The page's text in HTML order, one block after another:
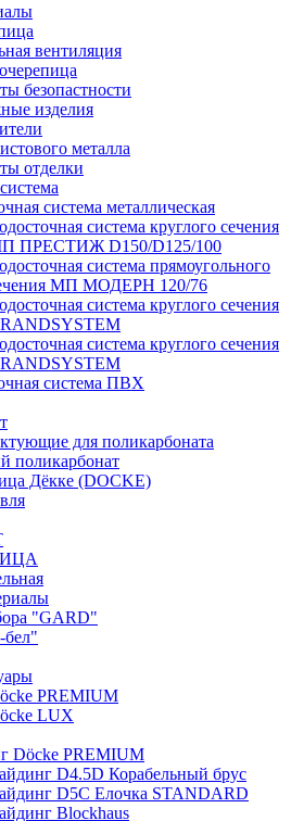
вентиляция
безопастности
изделия
металла
отделки
система металлическая
система круглого сечения
ПРЕСТИЖ D150/D125/100
система прямоугольного
МП МОДЕРН 120/76
система круглого сечения
система круглого сечения
система ПВХ
для поликарбоната
поликарбонат
Дёкке (DOCKE)
"GARD"
PREMIUM
LUX
Döcke PREMIUM
D4.5D Корабельный брус
D5С Елочка STANDARD
Blockhaus